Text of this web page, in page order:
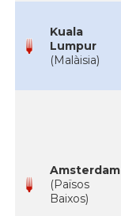
Kuala
Lumpur
(Malàisia)
Amsterdam
(Països
Baixos)